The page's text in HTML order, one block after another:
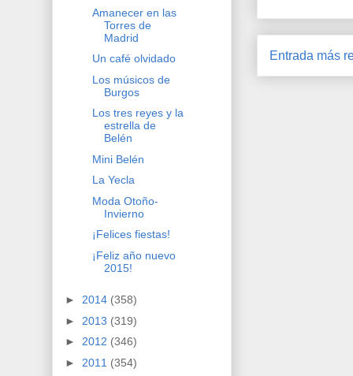
Entrada más
Amanecer en las
Torres de
Madrid
Un café olvidado
Los músicos de
Burgos
Los tres reyes y la
estrella de
Belén
Mini Belén
La Yecla
Moda Otoño-
Invierno
¡Felices fiestas!
¡Feliz año nuevo
2015!
► 2014 (358)
► 2013 (319)
► 2012 (346)
► 2011 (354)